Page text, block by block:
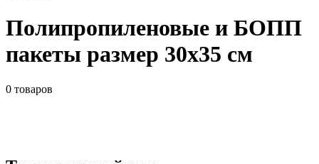
Полипропиленовые и БОПП
пакеты размер 30x35 см
0 товаров